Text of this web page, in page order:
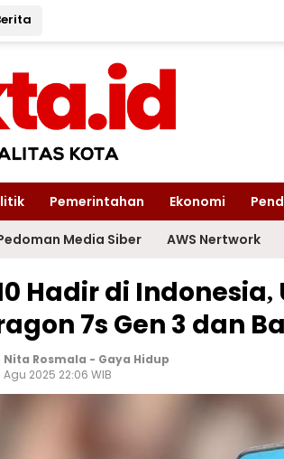
Pemerintahan Ekonomi
Media Siber AWS Nertwork
Hadir di Indonesia,
7s Gen 3 dan
Nita Rosmala - Gaya Hidup
Agu 2025 22:06 WIB